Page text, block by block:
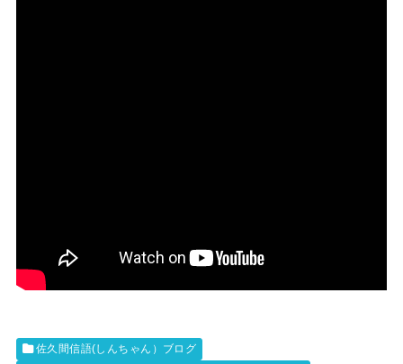
佐久間信語(しんちゃん）ブログ